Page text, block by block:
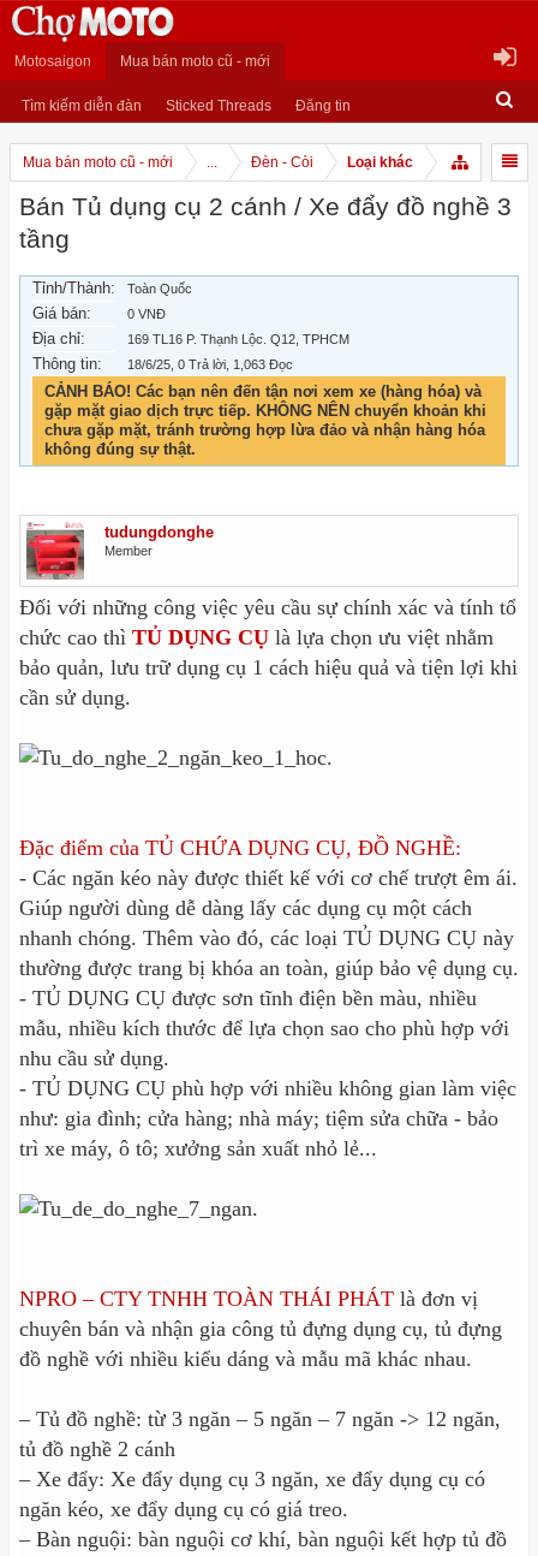
Motosaigon Mua bán moto cũ - mới
Tìm kiếm diễn đàn Sticked Threads Đăng tin
Mua bán moto cũ - mới ... Đèn - Còi Loại khác
Bán Tủ dụng cụ 2 cánh / Xe đẩy đồ nghề 3
tầng
Tỉnh/Thành: Toàn Quốc
Giá bán: 0 VNĐ
Địa chỉ: 169 TL16 P. Thạnh Lộc. Q12, TPHCM
Thông tin: 18/6/25 , 0 Trả lời, 1,063 Đọc
CẢNH BÁO! Các bạn nên đến tận nơi xem xe (hàng hóa) và
gặp mặt giao dịch trực tiếp. KHÔNG NÊN chuyển khoản khi
chưa gặp mặt, tránh trường hợp lừa đảo và nhận hàng hóa
không đúng sự thật.
tudungdonghe
Member
Đối với những công việc yêu cầu sự chính xác và tính tổ
chức cao thì TỦ DỤNG CỤ là lựa chọn ưu việt nhằm
bảo quản, lưu trữ dụng cụ 1 cách hiệu quả và tiện lợi khi
cần sử dụng.
Đặc điểm của TỦ CHỨA DỤNG CỤ, ĐỒ NGHỀ:
- Các ngăn kéo này được thiết kế với cơ chế trượt êm ái.
Giúp người dùng dễ dàng lấy các dụng cụ một cách
nhanh chóng. Thêm vào đó, các loại TỦ DỤNG CỤ này
thường được trang bị khóa an toàn, giúp bảo vệ dụng cụ.
- TỦ DỤNG CỤ được sơn tĩnh điện bền màu, nhiều
mẫu, nhiều kích thước để lựa chọn sao cho phù hợp với
nhu cầu sử dụng.
- TỦ DỤNG CỤ phù hợp với nhiều không gian làm việc
như: gia đình; cửa hàng; nhà máy; tiệm sửa chữa - bảo
trì xe máy, ô tô; xưởng sản xuất nhỏ lẻ...
NPRO – CTY TNHH TOÀN THÁI PHÁT là đơn vị
chuyên bán và nhận gia công tủ đựng dụng cụ, tủ đựng
đồ nghề với nhiều kiểu dáng và mẫu mã khác nhau.
– Tủ đồ nghề: từ 3 ngăn – 5 ngăn – 7 ngăn -> 12 ngăn,
tủ đồ nghề 2 cánh
– Xe đẩy: Xe đẩy dụng cụ 3 ngăn, xe đẩy dụng cụ có
ngăn kéo, xe đẩy dụng cụ có giá treo.
– Bàn nguội: bàn nguội cơ khí, bàn nguội kết hợp tủ đồ